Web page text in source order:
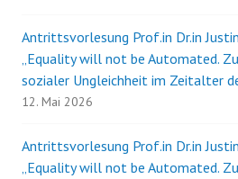
Antrittsvorlesung Prof.in Dr.in
„Equality will not be Automated.
sozialer Ungleichheit im Zeitalter
12. Mai 2026
Antrittsvorlesung Prof.in Dr.in
„Equality will not be Automated.